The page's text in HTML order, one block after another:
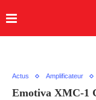
Actus Amplificateur
Emotiva XMC-1